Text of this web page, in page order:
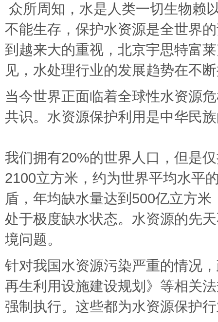
众所周知，水是人类一切生物赖
不能生存，保护水资源是全世界
到越来大的重视， 北京宇思特富
见，水处理行业的发展趋势在不
当今世界正面临着全球性水资源
共识。水资源保护利用是中华民
我们拥有20%的世界人口，但是
2100立方米，约为世界平均水平
盾，年均缺水量达到500亿立方
处于极度缺水状态。水资源的先
境问题。
针对我国水资源污染严重的情况
再生利用设施建设规划》等相关
强制执行。这些都为水资源保护